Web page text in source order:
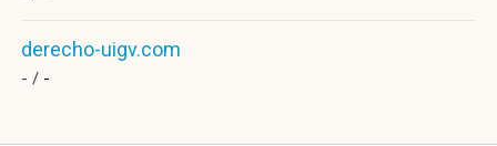
derecho-uigv.com
- / -